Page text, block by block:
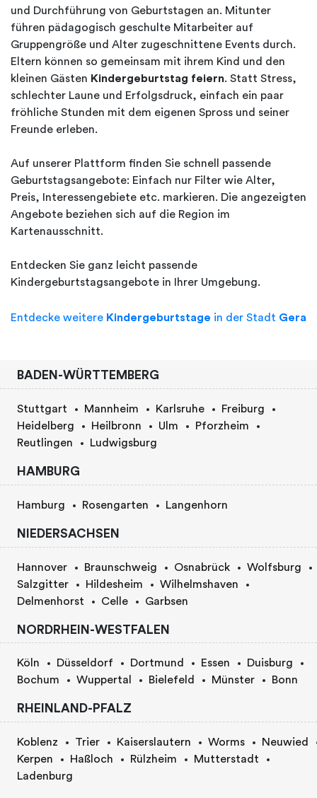
und Durchführung von Geburtstagen an. Mitunter
führen pädagogisch geschulte Mitarbeiter auf
Gruppengröße und Alter zugeschnittene Events durch.
Eltern können so gemeinsam mit ihrem Kind und den
kleinen Gästen Kindergeburtstag feiern. Statt Stress,
schlechter Laune und Erfolgsdruck, einfach ein paar
fröhliche Stunden mit dem eigenen Spross und seiner
Freunde erleben.
Auf unserer Plattform finden Sie schnell passende
Geburtstagsangebote: Einfach nur Filter wie Alter,
Preis, Interessengebiete etc. markieren. Die angezeigten
Angebote beziehen sich auf die Region im
Kartenausschnitt.
Entdecken Sie ganz leicht passende
Kindergeburtstagsangebote in Ihrer Umgebung.
Entdecke weitere Kindergeburtstage in der Stadt Gera
BADEN-WÜRTTEMBERG
Stuttgart Mannheim Karlsruhe
Freiburg
Heidelberg
Heilbronn Ulm
Pforzheim
Reutlingen
Ludwigsburg
HAMBURG
Hamburg Rosengarten Langenhorn
NIEDERSACHSEN
Hannover Braunschweig Osnabrück
Wolfsburg
Salzgitter
Hildesheim
Wilhelmshaven
Delmenhorst
Celle Garbsen
NORDRHEIN-WESTFALEN
Köln Düsseldorf Dortmund Essen
Duisburg
Bochum
Wuppertal Bielefeld Münster Bonn
RHEINLAND-PFALZ
Koblenz Trier Kaiserslautern Worms
Neuwied
Kerpen
Haßloch Rülzheim
Mutterstadt
Ladenburg